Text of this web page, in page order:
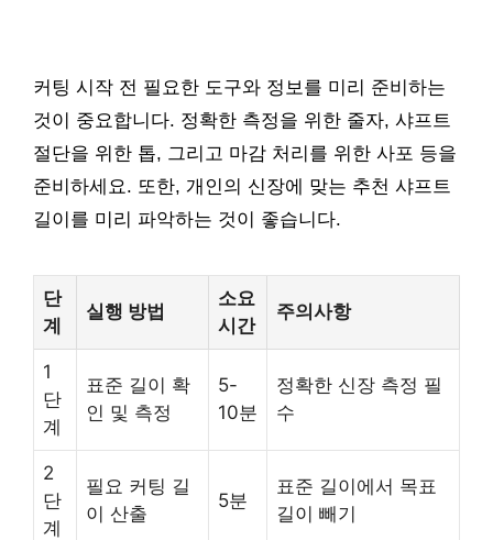
커팅 시작 전 필요한 도구와 정보를 미리 준비하는
것이 중요합니다. 정확한 측정을 위한 줄자, 샤프트
절단을 위한 톱, 그리고 마감 처리를 위한 사포 등을
준비하세요. 또한, 개인의 신장에 맞는 추천 샤프트
길이를 미리 파악하는 것이 좋습니다.
단
계
실행 방법
소요
시간
주의사항
1
단
계
표준 길이 확
인 및 측정
5-
10분
정확한 신장 측정 필
수
2
단
계
필요 커팅 길
이 산출
5분
표준 길이에서 목표
길이 빼기